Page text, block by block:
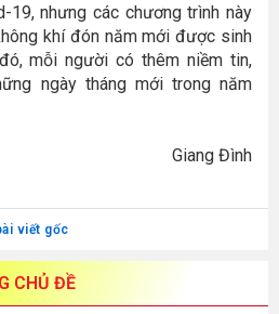
19, nhưng các chương trình này
khí đón năm mới được sinh
mỗi người có thêm niềm tin,
ngày tháng mới trong năm
Giang Đình
viết gốc
CHỦ ĐỀ